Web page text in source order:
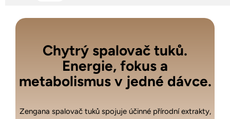
Chytrý spalovač tuků.
Energie, fokus a
metabolismus v jedné dávce.
Zengana spalovač tuků spojuje účinné přírodní extrakty,